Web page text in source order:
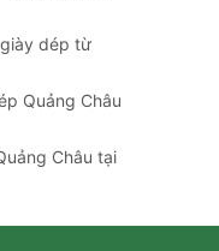
dép từ
Quảng Châu
Châu tại